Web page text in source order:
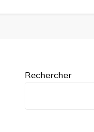
Rechercher